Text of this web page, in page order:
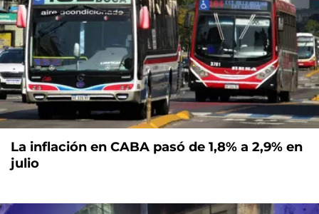
La inflación en CABA pasó de 1,8% a 2,9% en
julio